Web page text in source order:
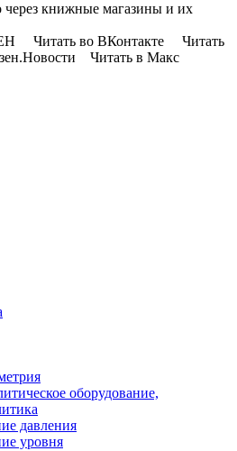
книжные магазины и их
Читать во ВКонтакте Читать
Читать в Макс
оборудование,
давления
уровня